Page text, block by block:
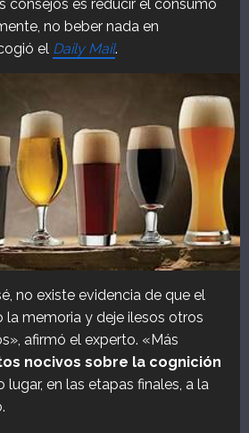
consejos es reducir el consumo
no beber nada en
el Daily Mail.
no existe evidencia de que el
memoria y deje ilesos otros
afirmó el experto. «Más
nocivos sobre la cognición
lugar, en las etapas finales, a la